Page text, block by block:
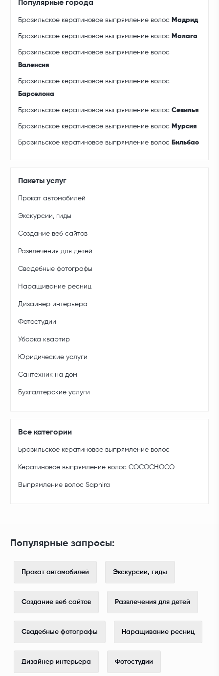
Популярные города
Бразильское кератиновое выпрямление волос Мадрид
Бразильское кератиновое выпрямление волос Малага
Бразильское кератиновое выпрямление волос
Валенсия
Бразильское кератиновое выпрямление волос
Барселона
Бразильское кератиновое выпрямление волосСевилья
Бразильское кератиновое выпрямление волос Мурсия
Бразильское кератиновое выпрямление волос Бильбао
Пакеты услуг
Прокат автомобилей
Экскурсии, гиды
Создание веб сайтов
Развлечения для детей
Свадебные фотографы
Наращивание ресниц
Дизайнер интерьера
Фотостудии
Уборка квартир
Юридические услуги
Сантехник на дом
Бухгалтерские услуги
Все категории
Бразильское кератиновое выпрямление волос
Кератиновое выпрямление волос COCOCHOCO
Выпрямление волос Saphira
Популярные запросы:
Прокат автомобилей Экскурсии, гиды
Создание веб сайтов Развлечения для детей
Свадебные фотографы Наращивание ресниц
Дизайнер интерьера Фотостудии